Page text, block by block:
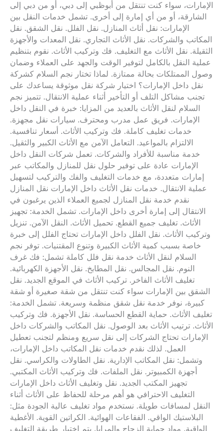
الإمارات، سواء كنت تنتقل من أبوظبي إلى دبي، أو من دبي إلى
الشارقة، أو من أي إمارة إلى أخرى. تشمل خدمات النقل بين
الإمارات: نقل أثاث المنازل. نقل الفلل. نقل الشقق. نقل
المكاتب والشركات. نقل الأثاث التجاري. نقل المعدات والأجهزة
الثقيلة. نقل الأثاث مع التغليف. فك وتركيب الأثاث. نقوم بتنظيم
عملية النقل بالكامل لتوفير الوقت والجهد على العملاء وضمان
وصول الممتلكات بحالة ممتازة. لماذا تختار نجم السلام كشركة
نقل داخل الإمارات؟ اختيار شركة نقل موثوقة يساعدك على
تجنب مشاكل التلف أو التأخير أثناء عملية الانتقال. تتميز نجم
السلام لنقل الأثاث بالعديد من المزايا: خبرة في النقل داخل
الإمارات. فريق عمل مدرب ومحترف. سيارات نقل مجهزة.
خدمات تغليف كاملة. فك وتركيب الأثاث. أسعار تنافسية.
الالتزام بالمواعيد. التعامل الآمن مع الأثاث الكبير والثقيل.
خدمة مناسبة للأفراد والشركات. تعمل شركات النقل داخل
الإمارات عادة على توفير حلول نقل للمنازل والمكاتب عبر
إمارات متعددة، مع خدمات التغليف والفك والتركيب لتسهيل
عملية الانتقال. خدمات نقل الأثاث داخل الإمارات نقل المنازل
نقدم خدمة نقل المنازل لجميع العملاء الذين يرغبون في
الانتقال إلى إمارة أخرى داخل الإمارات. تشمل الخدمة: تجهيز
الأثاث. تغليف جميع القطع. تحميل الأثاث. النقل الآمن. تنزيل
وتركيب الأثاث. نقل الفلل داخل الإمارات تحتاج الفلل إلى خبرة
خاصة بسبب كمية الأثاث الكبيرة وتنوع المقتنيات. توفر نجم
السلام لنقل الأثاث خدمة نقل فلل كاملة تشمل: فك غرف
النوم. نقل المجالس. نقل المطابخ. نقل الأجهزة الكهربائية.
تغليف الأثاث الفاخر. تركيب الأثاث في الموقع الجديد. نقل
الشقق بين الإمارات سواء كنت تنتقل من شقة صغيرة أو شقة
كبيرة، نوفر خدمة نقل شقق منظمة وسريعة. تشمل الخدمة:
تغليف الأثاث. حماية القطع الحساسة. نقل الأجهزة. فك وتركيب
الأثاث. ترتيب الأثاث بعد الوصول. نقل المكاتب والشركات داخل
الإمارات تحتاج الشركات إلى نقل سريع ومنظم لتجنب تعطيل
العمل. لذلك نقدم خدمات نقل المكاتب داخل الإمارات،
وتشمل: نقل المكاتب الإدارية. نقل الطاولات والكراسي. نقل
أجهزة الكمبيوتر. نقل الملفات. فك وتركيب الأثاث المكتبي.
تجهيز المكتب الجديد. نقل وتغليف الأثاث داخل الإمارات
التغليف الاحترافي هو أهم مرحلة للحفاظ على الأثاث أثناء
النقل لمسافات طويلة. نستخدم مواد تغليف عالية الجودة مثل:
البلاستيك الواقي. الفقاعات الهوائية. الكراتين القوية. الأغطية
الواقية. مواد حماية الزجاج والمرايا. يتم اختيار طريقة التغليف